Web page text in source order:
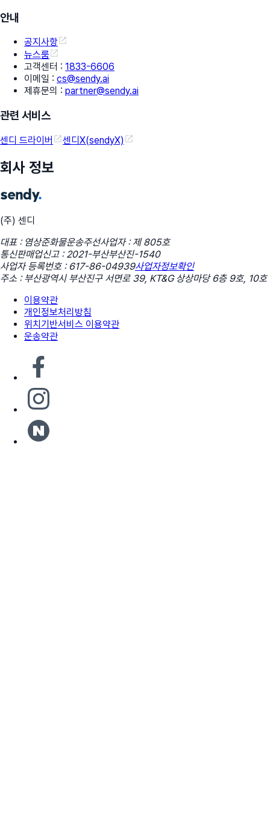
안내
공지사항
뉴스룸
고객센터 : 1833-6606
이메일 : cs@sendy.ai
제휴문의 : partner@sendy.ai
관련 서비스
센디 드라이버 센디X(sendyX)
회사 정보
(주) 센디
대표 : 염상준화물운송주선사업자 : 제 805호
통신판매업신고 : 2021-부산부산진-1540
사업자 등록번호 : 617-86-04939사업자정보확인
주소 : 부산광역시 부산진구 서면로 39, KT&G 상상마당 6층 9호, 10호
이용약관
개인정보처리방침
위치기반서비스 이용약관
운송약관